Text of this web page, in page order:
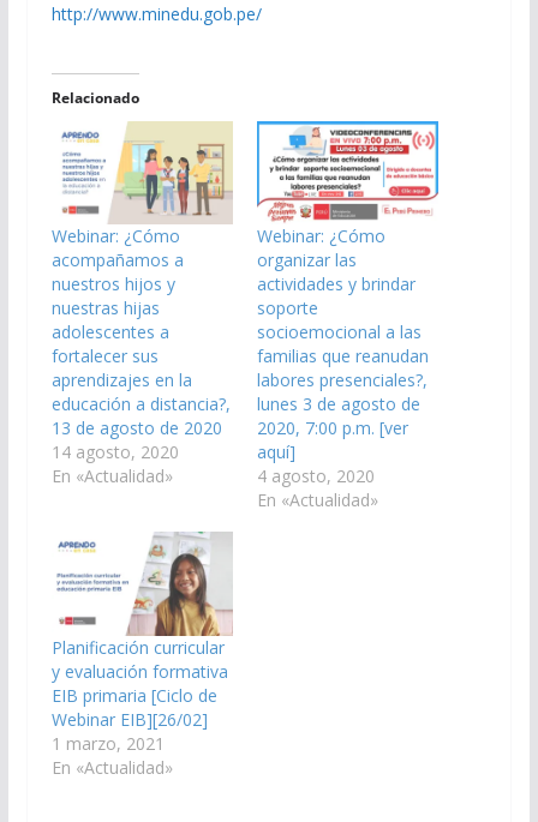
http://www.minedu.gob.pe/
Relacionado
Webinar: ¿Cómo
acompañamos a
nuestros hijos y
nuestras hijas
adolescentes a
fortalecer sus
aprendizajes en la
educación a distancia?,
13 de agosto de 2020
14 agosto, 2020
En «Actualidad»
Webinar: ¿Cómo
organizar las
actividades y brindar
soporte
socioemocional a las
familias que reanudan
labores presenciales?,
lunes 3 de agosto de
2020, 7:00 p.m. [ver
aquí]
4 agosto, 2020
En «Actualidad»
Planificación curricular
y evaluación formativa
EIB primaria [Ciclo de
Webinar EIB][26/02]
1 marzo, 2021
En «Actualidad»